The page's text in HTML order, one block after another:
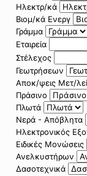
Ηλεκτρ/κά
Βιομ/κά Ενεργ
Γράμμα
Εταιρεία
Στέλεχος
Γεωτρήσεων
Αποκ/ψεις Μετ/
Πράσινο
Πλωτά
Νερά - Απόβλητα
Ηλεκτρονικός
Ειδικές Μονώσεις
Ανελκυστήρων
Δασοτεχνικά